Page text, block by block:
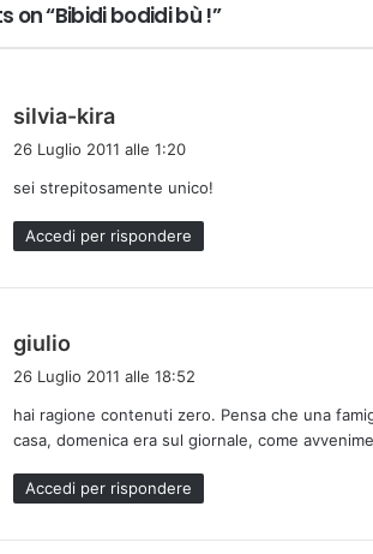
on “Bibidi bodidi bù !”
silvia-kira
e
t
t
26 Luglio 2011 alle 1:20
sei strepitosamente unico!
Accedi per rispondere
giulio
e
t
t
o
26 Luglio 2011 alle 18:52
hai ragione contenuti zero. Pensa che una
casa, domenica era sul giornale, come
Accedi per rispondere